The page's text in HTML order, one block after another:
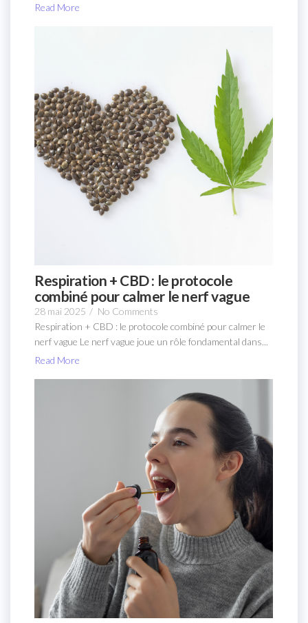
Read More
Respiration + CBD : le protocole
combiné pour calmer le nerf vague
28 mai 2025 / No Comments
Respiration + CBD : le protocole combiné pour calmer le
nerf vague Le nerf vague joue un rôle fondamental dans...
Read More